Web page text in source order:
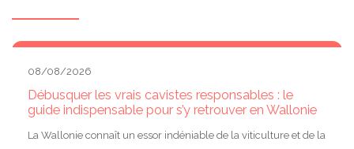
08/08/2026
Débusquer les vrais cavistes responsables : le
guide indispensable pour s’y retrouver en Wallonie
La Wallonie connaît un essor indéniable de la viticulture et de la